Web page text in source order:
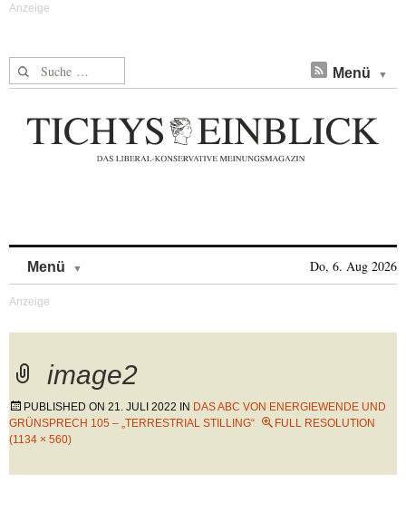
Suche nach: Menü
Menü Do, 6. Aug 2026
image2
PUBLISHED ON 21. JULI 2022 IN DAS ABC VON ENERGIEWENDE UND
GRÜNSPRECH 105 – „TERRESTRIAL STILLING“
FULL RESOLUTION
(1134 × 560)